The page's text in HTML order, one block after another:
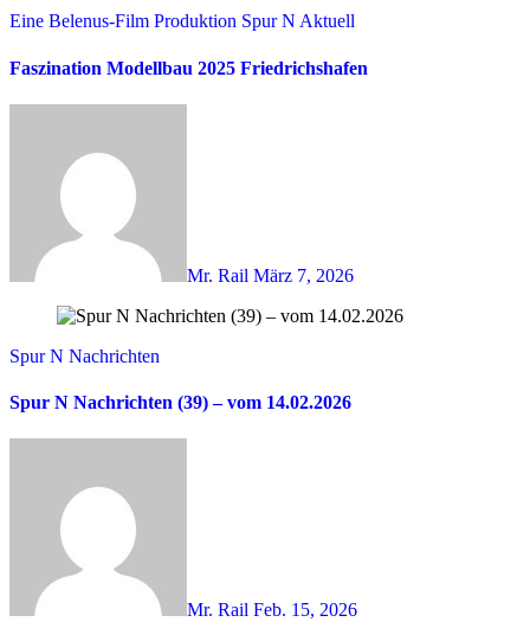
Eine Belenus-Film Produktion Spur N Aktuell
Faszination Modellbau 2025 Friedrichshafen
Mr. Rail März 7, 2026
Spur N Nachrichten
Spur N Nachrichten (39) – vom 14.02.2026
Mr. Rail Feb. 15, 2026